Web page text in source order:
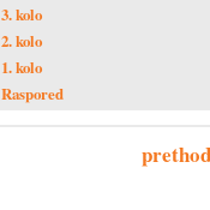
3. kolo
2. kolo
1. kolo
Raspored